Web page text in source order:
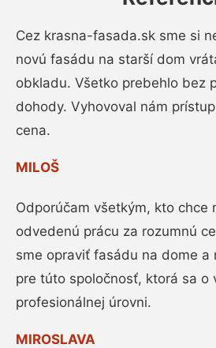
Cez krasna-fasada.sk sme si
novú fasádu na starší dom
obkladu. Všetko prebehlo bez
dohody. Vyhovoval nám
cena.
MILOŠ
Odporúčam všetkým, kto chce
odvedenú prácu za rozumnú
sme opraviť fasádu na dome a
pre túto spoločnosť, ktorá sa o
profesionálnej úrovni.
MIROSLAVA